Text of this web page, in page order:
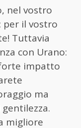
nel vostro
per il vostro
Tuttavia
con Urano:
impatto
ma
migliore